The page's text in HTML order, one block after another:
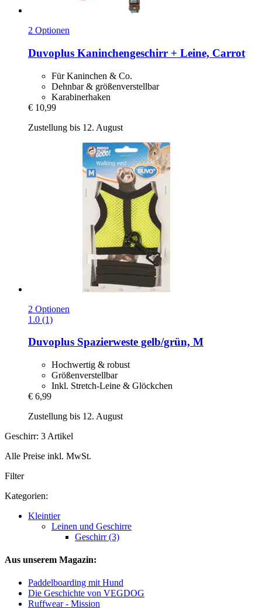
2 Optionen
Duvoplus Kaninchengeschirr + Leine, Carrot
Für Kaninchen & Co.
Dehnbar & größenverstellbar
Karabinerhaken
€ 10,99
Zustellung bis 12. August
2 Optionen
1.0 (1)
Duvoplus Spazierweste gelb/grün, M
Hochwertig & robust
Größenverstellbar
Inkl. Stretch-Leine & Glöckchen
€ 6,99
Zustellung bis 12. August
Geschirr: 3 Artikel
Alle Preise inkl. MwSt.
Filter
Kategorien:
Kleintier
Leinen und Geschirre
Geschirr (3)
Aus unserem Magazin:
Paddelboarding mit Hund
Die Geschichte von VEGDOG
Ruffwear - Mission